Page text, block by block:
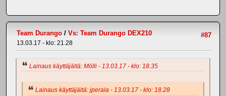
#87
Team Durango / Vs: Team Durango DEX210
13.03.17 - klo: 21.28
Lainaus käyttäjältä: Mölli - 13.03.17 - klo: 18.35
Lainaus käyttäjältä: jperala - 13.03.17 - klo: 18.28